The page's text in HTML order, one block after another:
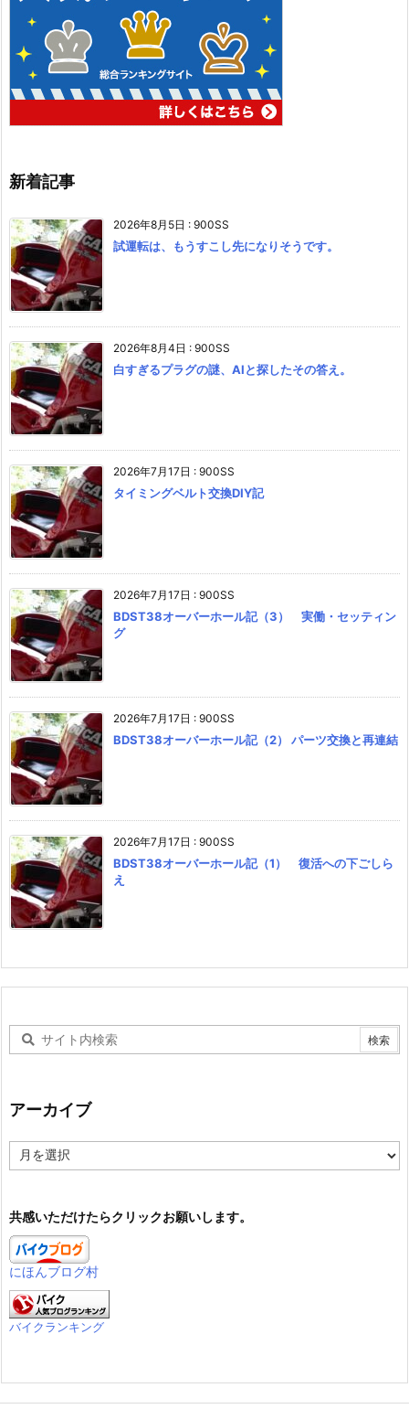
新着記事
2026年8月5日 : 900SS
試運転は、もうすこし先になりそうです。
2026年8月4日 : 900SS
白すぎるプラグの謎、AIと探したその答え。
2026年7月17日 : 900SS
タイミングベルト交換DIY記
2026年7月17日 : 900SS
BDST38オーバーホール記（3） 実働・セッティン
グ
2026年7月17日 : 900SS
BDST38オーバーホール記（2） パーツ交換と再連結
2026年7月17日 : 900SS
BDST38オーバーホール記（1） 復活への下ごしら
え
アーカイブ
ー
ブ
共感いただけたらクリックお願いします。
にほんブログ村
バイクランキング